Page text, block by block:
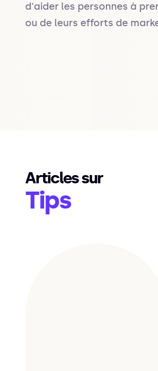
d'aider les personnes à
ou de leurs efforts de
Articles sur
Tips